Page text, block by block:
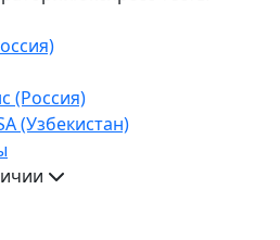
(Россия)
(Узбекистан)